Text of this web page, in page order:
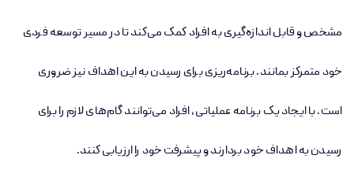
مشخص و قابل اندازه‌گیری به افراد کمک می‌کند تا در مسیر توسعه فردی
خود متمرکز بمانند. برنامه‌ریزی برای رسیدن به این اهداف نیز ضروری
است. با ایجاد یک برنامه عملیاتی، افراد می‌توانند گام‌های لازم را برای
رسیدن به اهداف خود بردارند و پیشرفت خود را ارزیابی کنند.